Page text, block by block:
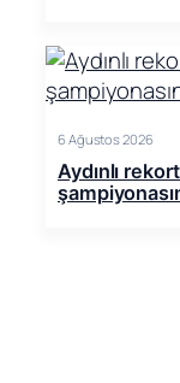
6 Ağustos 2026
Aydınlı